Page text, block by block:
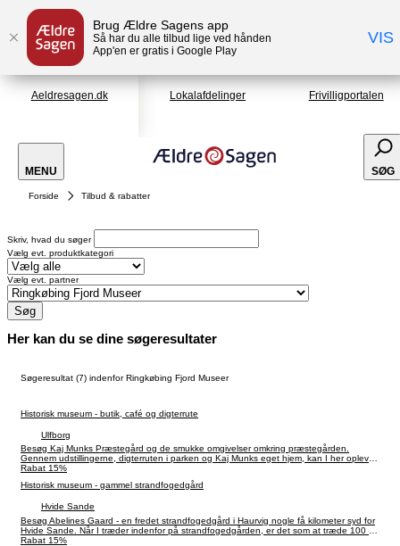
Brug Ældre Sagens app
Så har du alle tilbud lige ved hånden
App'en er gratis i Google Play
VIS
Aeldresagen.dk Lokalafdelinger Frivilligportalen
MENU SØG
Forside Tilbud & rabatter
Skriv, hvad du søger
Vælg evt. produktkategori
Vælg evt. partner
Søg
Her kan du se dine søgeresultater
Søgeresultat (7) indenfor Ringkøbing Fjord Museer
Historisk museum - butik, café og digterrute
Ulfborg
Besøg Kaj Munks Præstegård og de smukke omgivelser omkring præstegården.
Gennem udstillingerne, digterruten i parken og Kaj Munks eget hjem, kan I her opleve
historien om digteren, præsten og modstandsmanden.
Rabat 15%
Historisk museum - gammel strandfogedgård
Hvide Sande
Besøg Abelines Gaard - en fredet strandfogedgård i Haurvig nogle få kilometer syd for
Hvide Sande. Når I træder indenfor på strandfogedgården, er det som at træde 100 år
tilbage i tiden, og I får et fint indblik i livet ved Vestkysten dengang med tragiske
Rabat 15%